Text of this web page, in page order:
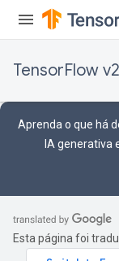
TensorFlow
Aprenda o que há
IA generativa
Esta página foi